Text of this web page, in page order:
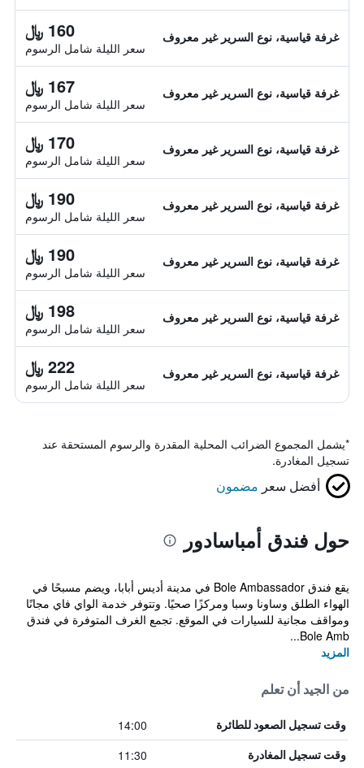
غرفة قياسية، نوع السرير غير معروف 160 ﷼
سعر الليلة شامل الرسوم
غرفة قياسية، نوع السرير غير معروف 167 ﷼
سعر الليلة شامل الرسوم
غرفة قياسية، نوع السرير غير معروف 170 ﷼
سعر الليلة شامل الرسوم
غرفة قياسية، نوع السرير غير معروف 190 ﷼
سعر الليلة شامل الرسوم
غرفة قياسية، نوع السرير غير معروف 190 ﷼
سعر الليلة شامل الرسوم
غرفة قياسية، نوع السرير غير معروف 198 ﷼
سعر الليلة شامل الرسوم
غرفة قياسية، نوع السرير غير معروف 222 ﷼
سعر الليلة شامل الرسوم
*يشمل المجموع الضرائب المحلية المقدرة والرسوم المستحقة عند
تسجيل المغادرة.
أفضل سعر مضمون
حول فندق أمباسادور
يقع فندق Bole Ambassador في مدينة أديس أبابا، ويضم مسبحًا في
الهواء الطلق وساونا وسبا ومركزًا صحيًا. وتتوفر خدمة الواي فاي مجانًا
ومواقف مجانية للسيارات في الموقع. تجمع الغرف المتوفرة في فندق
Bole Amb...
المزيد
من الجيد أن تعلم
وقت تسجيل الصعود للطائرة 14:00
وقت تسجيل المغادرة 11:30